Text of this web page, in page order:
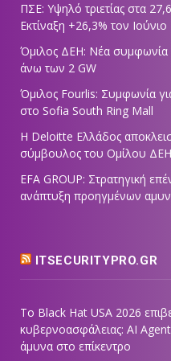
ΠΣΕ: Υψηλό τριετίας στα
Εκτίναξη +26,3% τον Ιούνιο
Όμιλος ΔΕΗ: Νέα συμφωνία
άνω των 2 GW
Όμιλος Fourlis: Συμφωνία
στο Sofia South Ring Mall
Η Deloitte Ελλάδος
σύμβουλος του Ομίλου ΔΕΗ
EFA GROUP: Στρατηγική
ανάπτυξη προηγμένων
ITSECURITYPRO.GR
Το Black Hat USA 2026
κυβερνοασφάλειας: AI
άμυνα στο επίκεντρο